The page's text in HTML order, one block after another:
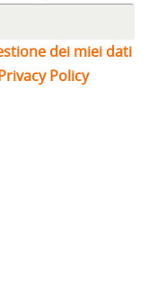
dei miei dati
Policy